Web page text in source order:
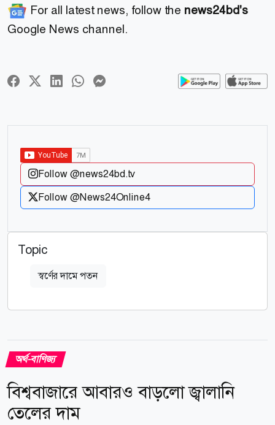
For all latest news, follow the news24bd's
Google News channel.
Follow @news24bd.tv
Follow @News24Online4
Topic
স্বর্ণের দামে পতন
অর্থ-বাণিজ্য
বিশ্ববাজারে আবারও বাড়লো জ্বালানি
তেলের দাম